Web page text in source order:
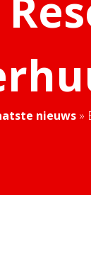
nieuws »